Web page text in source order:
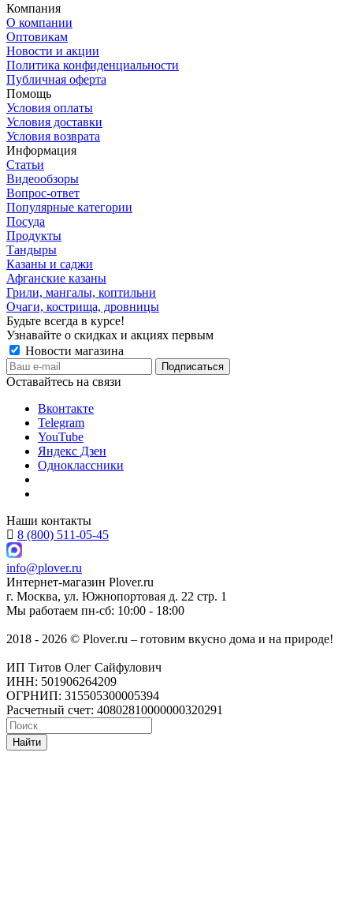
Компания
О компании
Оптовикам
Новости и акции
Политика конфиденциальности
Публичная оферта
Помощь
Условия оплаты
Условия доставки
Условия возврата
Информация
Статьи
Видеообзоры
Вопрос-ответ
Популярные категории
Посуда
Продукты
Тандыры
Казаны и саджи
Афганские казаны
Грили, мангалы, коптильни
Очаги, кострища, дровницы
Будьте всегда в курсе!
Узнавайте о скидках и акциях первым
Новости магазина
Оставайтесь на связи
Вконтакте
Telegram
YouTube
Яндекс Дзен
Одноклассники
Наши контакты
8 (800) 511-05-45
info@plover.ru
Интернет-магазин Plover.ru
г. Москва, ул. Южнопортовая д. 22 стр. 1
Мы работаем пн-сб: 10:00 - 18:00
2018 - 2026 © Plover.ru – готовим вкусно дома и на природе!
ИП Титов Олег Сайфулович
ИНН: 501906264209
ОГРНИП: 315505300005394
Расчетный счет: 40802810000000320291
Найти